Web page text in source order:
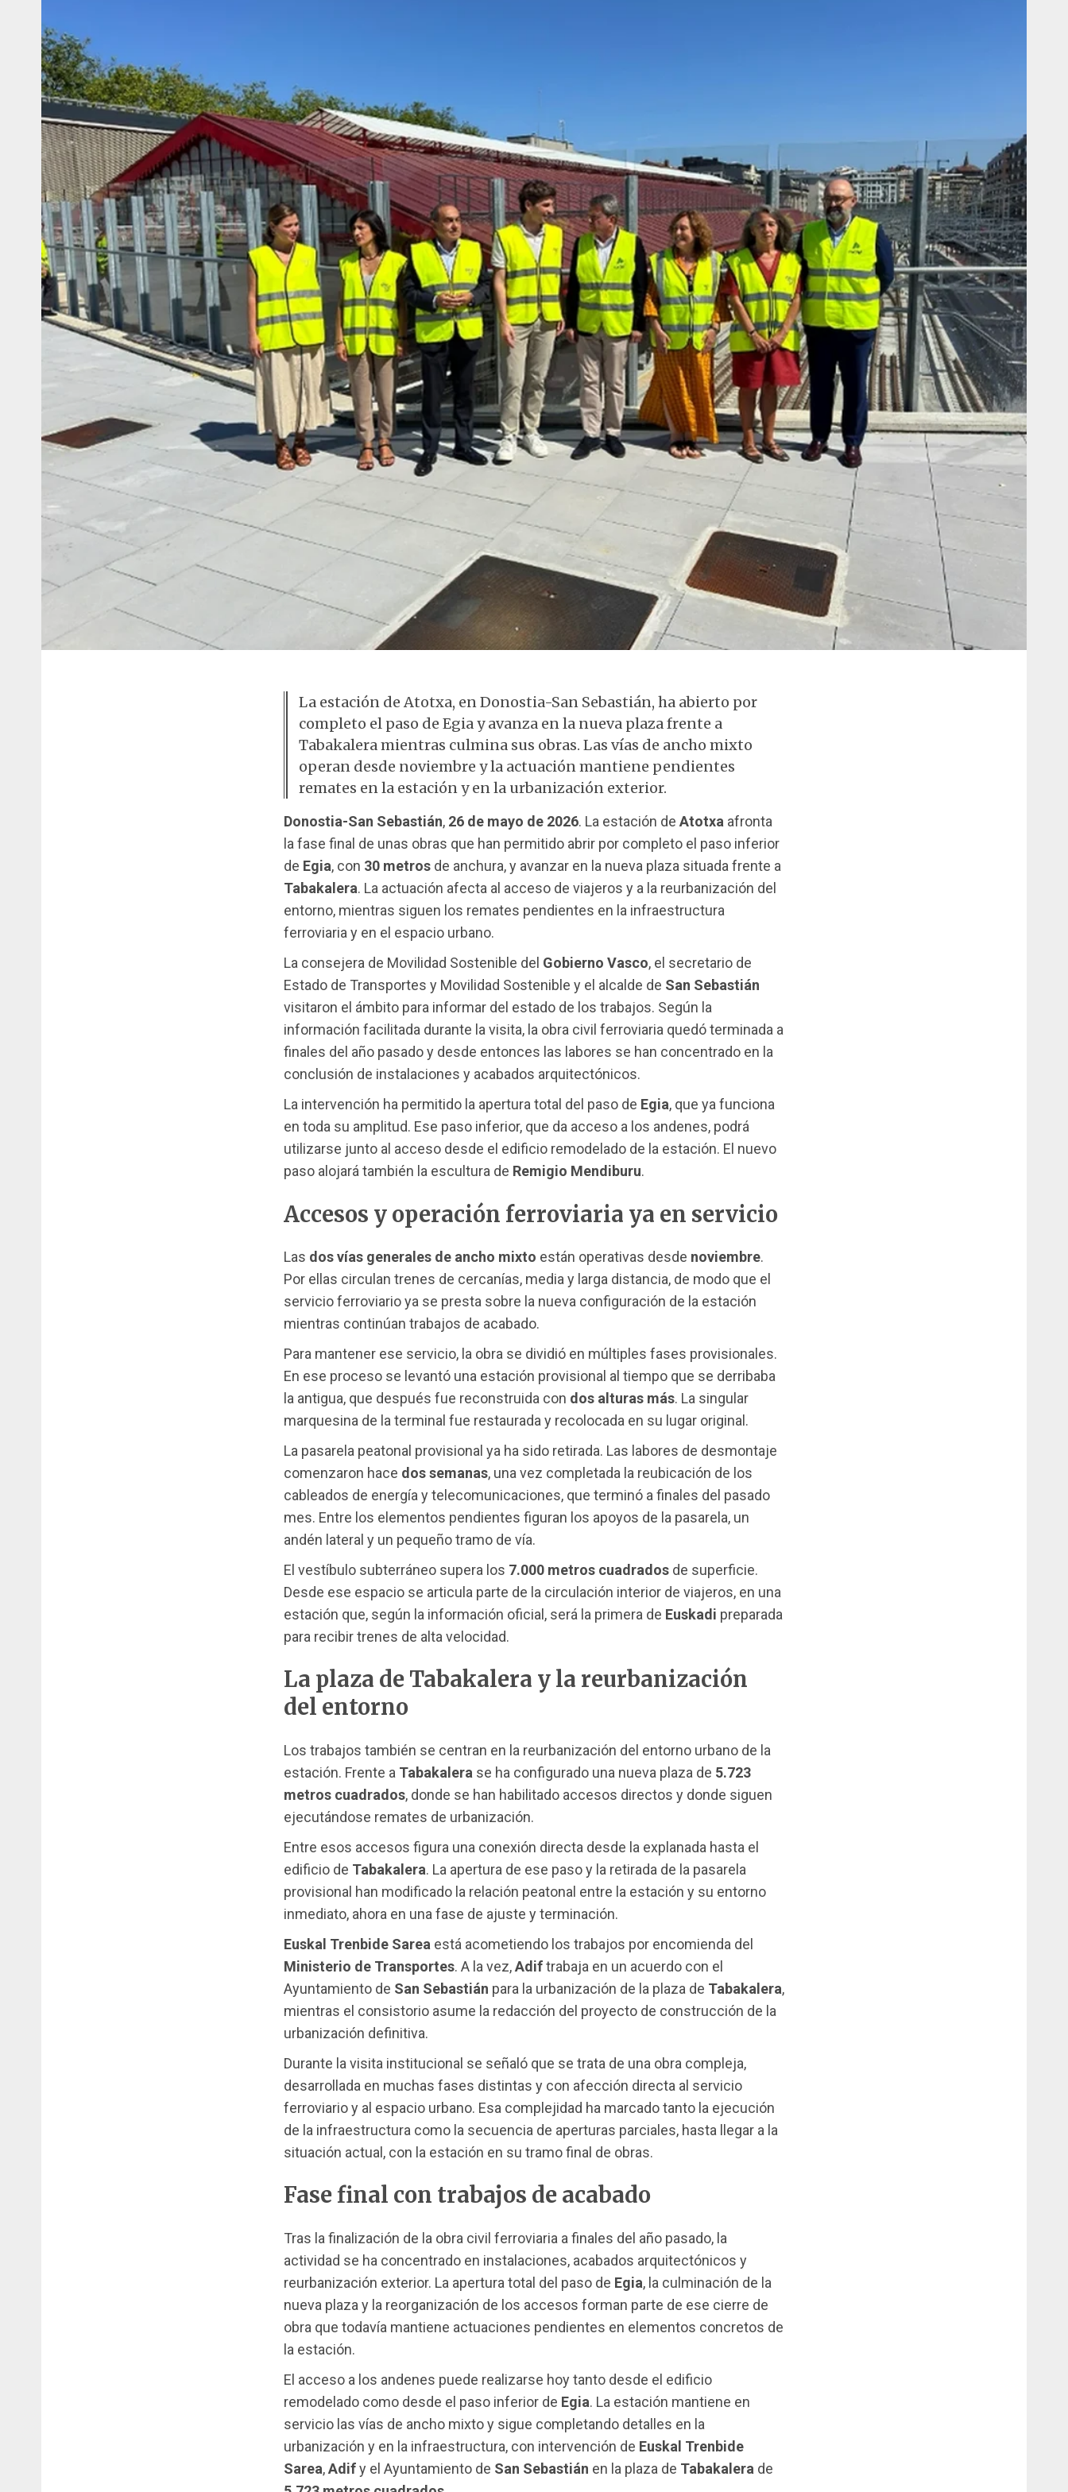
La estación de Atotxa, en Donostia-San Sebastián, ha abierto por
completo el paso de Egia y avanza en la nueva plaza frente a
Tabakalera mientras culmina sus obras. Las vías de ancho mixto
operan desde noviembre y la actuación mantiene pendientes
remates en la estación y en la urbanización exterior.
Donostia-San Sebastián, 26 de mayo de 2026. La estación de Atotxa afronta
la fase final de unas obras que han permitido abrir por completo el paso inferior
de Egia, con 30 metros de anchura, y avanzar en la nueva plaza situada frente a
Tabakalera. La actuación afecta al acceso de viajeros y a la reurbanización del
entorno, mientras siguen los remates pendientes en la infraestructura
ferroviaria y en el espacio urbano.
La consejera de Movilidad Sostenible del Gobierno Vasco, el secretario de
Estado de Transportes y Movilidad Sostenible y el alcalde de San Sebastián
visitaron el ámbito para informar del estado de los trabajos. Según la
información facilitada durante la visita, la obra civil ferroviaria quedó terminada a
finales del año pasado y desde entonces las labores se han concentrado en la
conclusión de instalaciones y acabados arquitectónicos.
La intervención ha permitido la apertura total del paso de Egia, que ya funciona
en toda su amplitud. Ese paso inferior, que da acceso a los andenes, podrá
utilizarse junto al acceso desde el edificio remodelado de la estación. El nuevo
paso alojará también la escultura de Remigio Mendiburu.
Accesos y operación ferroviaria ya en servicio
Las dos vías generales de ancho mixto están operativas desde noviembre.
Por ellas circulan trenes de cercanías, media y larga distancia, de modo que el
servicio ferroviario ya se presta sobre la nueva configuración de la estación
mientras continúan trabajos de acabado.
Para mantener ese servicio, la obra se dividió en múltiples fases provisionales.
En ese proceso se levantó una estación provisional al tiempo que se derribaba
la antigua, que después fue reconstruida con dos alturas más. La singular
marquesina de la terminal fue restaurada y recolocada en su lugar original.
La pasarela peatonal provisional ya ha sido retirada. Las labores de desmontaje
comenzaron hace dos semanas, una vez completada la reubicación de los
cableados de energía y telecomunicaciones, que terminó a finales del pasado
mes. Entre los elementos pendientes figuran los apoyos de la pasarela, un
andén lateral y un pequeño tramo de vía.
El vestíbulo subterráneo supera los 7.000 metros cuadrados de superficie.
Desde ese espacio se articula parte de la circulación interior de viajeros, en una
estación que, según la información oficial, será la primera de Euskadi preparada
para recibir trenes de alta velocidad.
La plaza de Tabakalera y la reurbanización
del entorno
Los trabajos también se centran en la reurbanización del entorno urbano de la
estación. Frente a Tabakalera se ha configurado una nueva plaza de 5.723
metros cuadrados, donde se han habilitado accesos directos y donde siguen
ejecutándose remates de urbanización.
Entre esos accesos figura una conexión directa desde la explanada hasta el
edificio de Tabakalera. La apertura de ese paso y la retirada de la pasarela
provisional han modificado la relación peatonal entre la estación y su entorno
inmediato, ahora en una fase de ajuste y terminación.
Euskal Trenbide Sarea está acometiendo los trabajos por encomienda del
Ministerio de Transportes. A la vez,Adiftrabaja en un acuerdo con el
Ayuntamiento de San Sebastián para la urbanización de la plaza de Tabakalera,
mientras el consistorio asume la redacción del proyecto de construcción de la
urbanización definitiva.
Durante la visita institucional se señaló que se trata de una obra compleja,
desarrollada en muchas fases distintas y con afección directa al servicio
ferroviario y al espacio urbano. Esa complejidad ha marcado tanto la ejecución
de la infraestructura como la secuencia de aperturas parciales, hasta llegar a la
situación actual, con la estación en su tramo final de obras.
Fase final con trabajos de acabado
Tras la finalización de la obra civil ferroviaria a finales del año pasado, la
actividad se ha concentrado en instalaciones, acabados arquitectónicos y
reurbanización exterior. La apertura total del paso de Egia, la culminación de la
nueva plaza y la reorganización de los accesos forman parte de ese cierre de
obra que todavía mantiene actuaciones pendientes en elementos concretos de
la estación.
El acceso a los andenes puede realizarse hoy tanto desde el edificio
remodelado como desde el paso inferior de Egia. La estación mantiene en
servicio las vías de ancho mixto y sigue completando detalles en la
urbanización y en la infraestructura, con intervención de Euskal Trenbide
Sarea,Adify el Ayuntamiento de San Sebastián en la plaza de Tabakalera de